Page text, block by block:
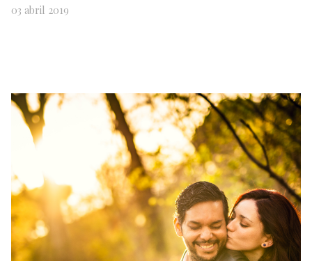
03 abril 2019